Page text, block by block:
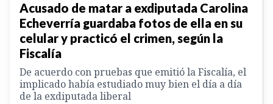
Acusado de matar a exdiputada Carolina
Echeverría guardaba fotos de ella en su
celular y practicó el crimen, según la
Fiscalía
De acuerdo con pruebas que emitió la Fiscalía, el
implicado había estudiado muy bien el día a día
de la exdiputada liberal